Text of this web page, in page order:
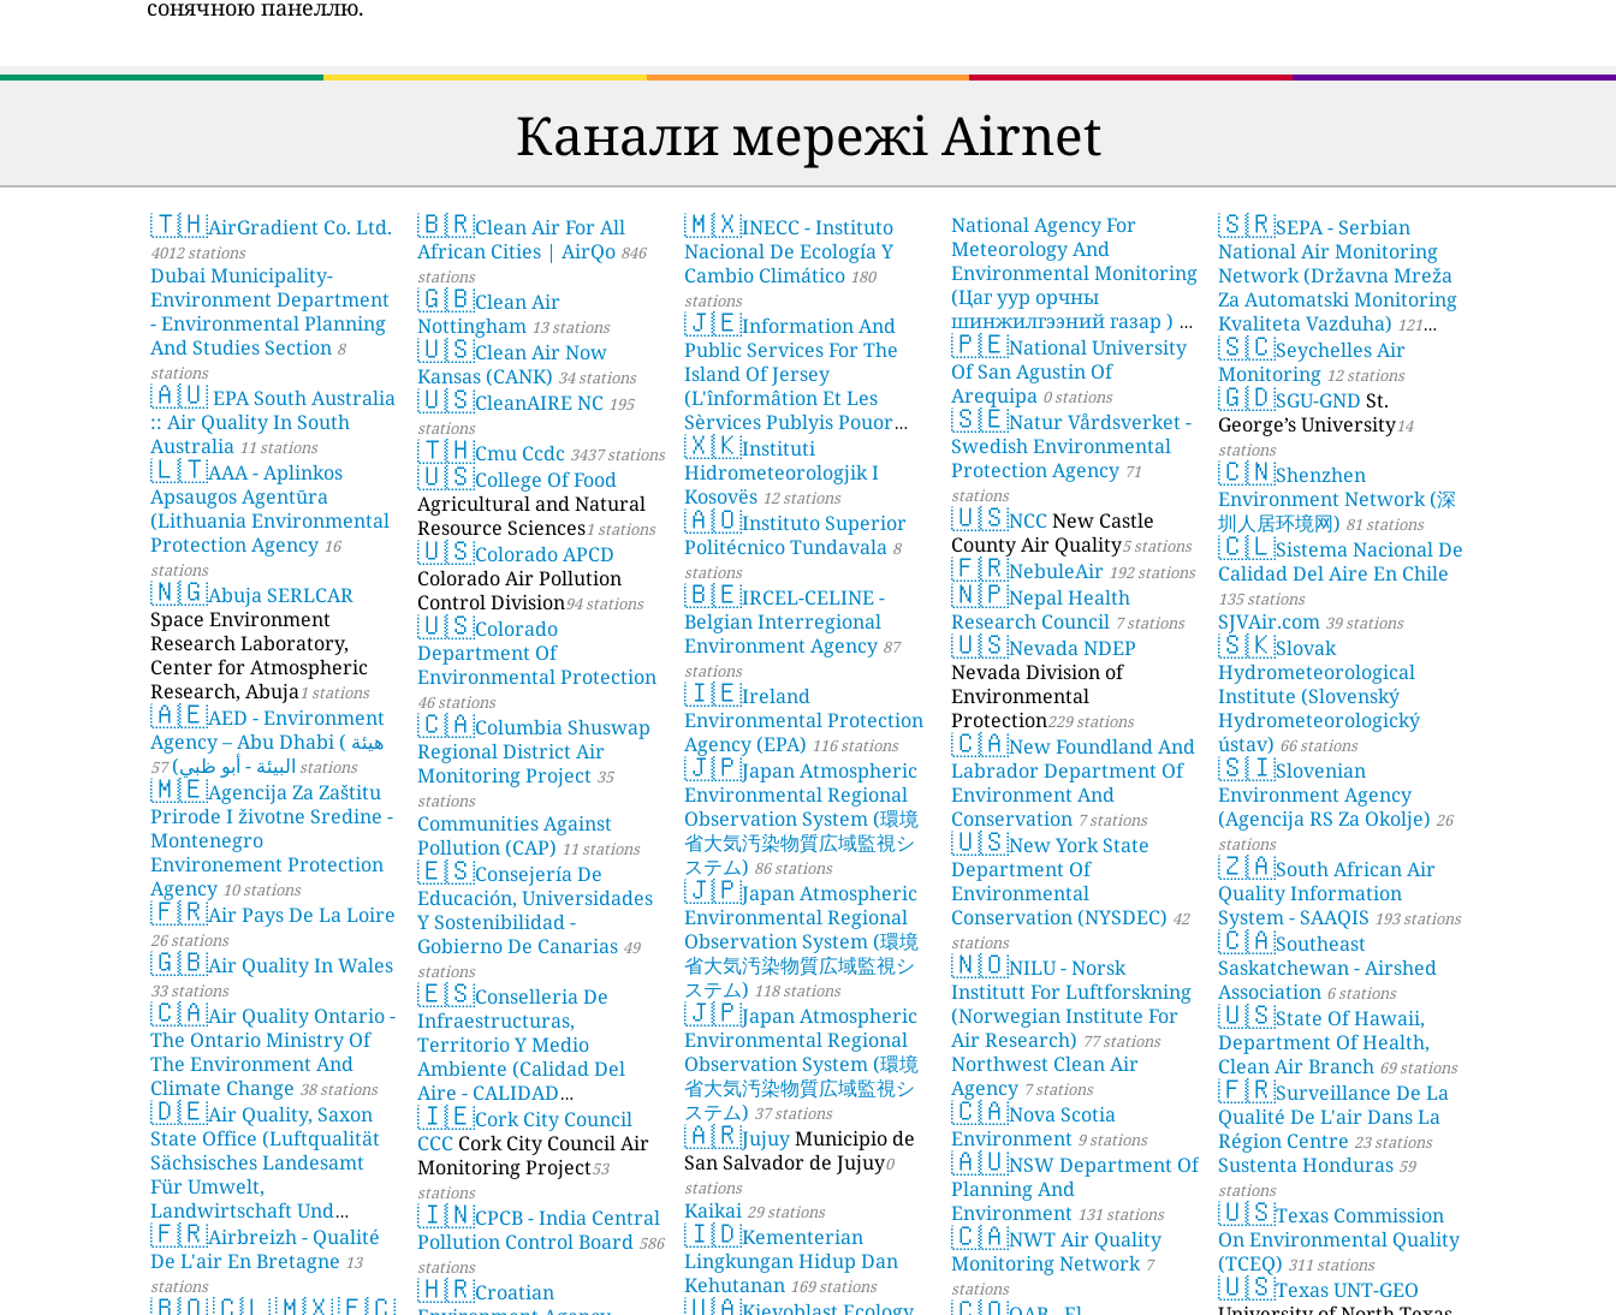
сонячною панеллю.
Канали мережі Airnet
🇹🇭AirGradient Co. Ltd.
4012 stations
Dubai Municipality-
Environment Department
- Environmental Planning
And Studies Section 8
stations
🇦🇺EPA South Australia
:: Air Quality In South
Australia 11 stations
🇱🇹AAA - Aplinkos
Apsaugos Agentūra
(Lithuania Environmental
Protection Agency 16
stations
🇳🇬Abuja SERLCAR
Space Environment
Research Laboratory,
Center for Atmospheric
Research, Abuja1 stations
🇦🇪AED - Environment
Agency – Abu Dhabi ( هيئة
البيئة - أبو ظبي) 57 stations
🇲🇪Agencija Za Zaštitu
Prirode I životne Sredine -
Montenegro
Environement Protection
Agency 10 stations
🇫🇷Air Pays De La Loire
26 stations
🇬🇧Air Quality In Wales
33 stations
🇨🇦Air Quality Ontario -
The Ontario Ministry Of
The Environment And
Climate Change 38 stations
🇩🇪Air Quality, Saxon
State Office (Luftqualität
Sächsisches Landesamt
Für Umwelt,
Landwirtschaft Und
Geologie) 50 stations
🇫🇷Airbreizh - Qualité
De L'air En Bretagne 13
stations
🇧🇷Clean Air For All
African Cities | AirQo 846
stations
🇬🇧Clean Air
Nottingham 13 stations
🇺🇸Clean Air Now
Kansas (CANK) 34 stations
🇺🇸CleanAIRE NC 195
stations
🇹🇭Cmu Ccdc 3437 stations
🇺🇸College Of Food
Agricultural and Natural
Resource Sciences1 stations
🇺🇸Colorado APCD
Colorado Air Pollution
Control Division94 stations
🇺🇸Colorado
Department Of
Environmental Protection
46 stations
🇨🇦Columbia Shuswap
Regional District Air
Monitoring Project 35
stations
Communities Against
Pollution (CAP) 11 stations
🇪🇸Consejería De
Educación, Universidades
Y Sostenibilidad -
Gobierno De Canarias 49
stations
🇪🇸Conselleria De
Infraestructuras,
Territorio Y Medio
Ambiente (Calidad Del
Aire - CALIDAD
AMBIENTAL) 23 stations
🇮🇪Cork City Council
CCC Cork City Council Air
Monitoring Project53
stations
🇮🇳CPCB - India Central
Pollution Control Board 586
stations
🇭🇷Croatian
🇲🇽INECC - Instituto
Nacional De Ecología Y
Cambio Climático 180
stations
🇯🇪Information And
Public Services For The
Island Of Jersey
(L'înformâtion Et Les
Sèrvices Publyis Pouor
I'Île Dé Jèrri) 2 stations
🇽🇰Instituti
Hidrometeorologjik I
Kosovës 12 stations
🇦🇴Instituto Superior
Politécnico Tundavala 8
stations
🇧🇪IRCEL-CELINE -
Belgian Interregional
Environment Agency 87
stations
🇮🇪Ireland
Environmental Protection
Agency (EPA) 116 stations
🇯🇵Japan Atmospheric
Environmental Regional
Observation System (環境
省大気汚染物質広域監視シ
ステム) 86 stations
🇯🇵Japan Atmospheric
Environmental Regional
Observation System (環境
省大気汚染物質広域監視シ
ステム) 118 stations
🇯🇵Japan Atmospheric
Environmental Regional
Observation System (環境
省大気汚染物質広域監視シ
ステム) 37 stations
🇦🇷JujuyMunicipio de
San Salvador de Jujuy0
stations
Kaikai 29 stations
🇮🇩Kementerian
Lingkungan Hidup Dan
Kehutanan 169 stations
National Agency For
Meteorology And
Environmental Monitoring
(Цаг уур орчны
шинжилгээний газар ) 21
stations
🇵🇪National University
Of San Agustin Of
Arequipa 0 stations
🇸🇪Natur Vårdsverket -
Swedish Environmental
Protection Agency 71
stations
🇺🇸NCCNew Castle
County Air Quality5 stations
🇫🇷NebuleAir 192 stations
🇳🇵Nepal Health
Research Council 7 stations
🇺🇸Nevada NDEP
Nevada Division of
Environmental
Protection229 stations
🇨🇦New Foundland And
Labrador Department Of
Environment And
Conservation 7 stations
🇺🇸New York State
Department Of
Environmental
Conservation (NYSDEC) 42
stations
🇳🇴NILU - Norsk
Institutt For Luftforskning
(Norwegian Institute For
Air Research) 77 stations
Northwest Clean Air
Agency 7 stations
🇨🇦Nova Scotia
Environment 9 stations
🇦🇺NSW Department Of
Planning And
Environment 131 stations
🇨🇦NWT Air Quality
Monitoring Network 7
stations
🇸🇷SEPA - Serbian
National Air Monitoring
Network (Državna Mreža
Za Automatski Monitoring
Kvaliteta Vazduha) 121
stations
🇸🇨Seychelles Air
Monitoring 12 stations
🇬🇩SGU-GND St.
George’s University14
stations
🇨🇳Shenzhen
Environment Network (深
圳人居环境网) 81 stations
🇨🇱Sistema Nacional De
Calidad Del Aire En Chile
135 stations
SJVAir.com 39 stations
🇸🇰Slovak
Hydrometeorological
Institute (Slovenský
Hydrometeorologický
ústav) 66 stations
🇸🇮Slovenian
Environment Agency
(Agencija RS Za Okolje) 26
stations
🇿🇦South African Air
Quality Information
System - SAAQIS 193 stations
🇨🇦Southeast
Saskatchewan - Airshed
Association 6 stations
🇺🇸State Of Hawaii,
Department Of Health,
Clean Air Branch 69 stations
🇫🇷Surveillance De La
Qualité De L'air Dans La
Région Centre 23 stations
Sustenta Honduras 59
stations
🇺🇸Texas Commission
On Environmental Quality
(TCEQ) 311 stations
🇺🇸Texas UNT-GEO